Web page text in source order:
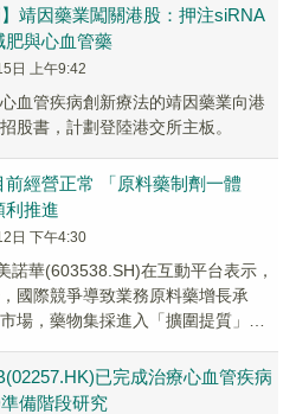
】靖因藥業闖關港股：押注siRNA
肥與心血管藥
日 上午9:42
血管疾病創新療法的靖因藥業向港
股書，計劃登陸港交所主板。
前經營正常 「原料藥制劑一體
利推進
日 下午4:30
諾華(603538.SH)在互動平台表示，
國際競爭導致業務原料藥增長承
場，藥物集採進入「擴圍提質」階
已完成治療心血管疾病
備階段研究